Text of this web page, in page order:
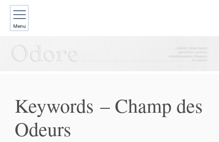
Menu
Keywords – Champ des
Odeurs